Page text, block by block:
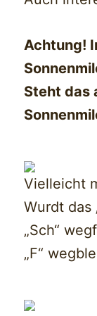
Achtung!
Steht das
Vielleicht
Wurdt das
„Sch“
„F“